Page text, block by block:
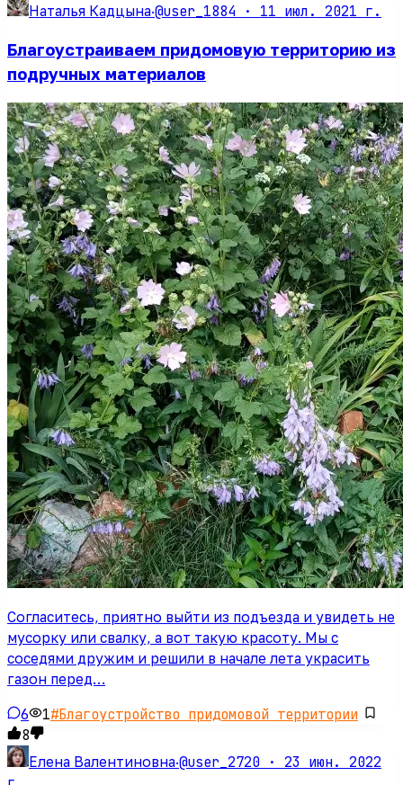
Наталья Кадцына·@user_1884 · 11 июл. 2021 г.
Благоустраиваем придомовую территорию из
подручных материалов
Согласитесь, приятно выйти из подъезда и увидеть не
мусорку или свалку, а вот такую красоту. Мы с
соседями дружим и решили в начале лета украсить
газон перед…
6 1#Благоустройство придомовой территории
8
Елена Валентиновна·@user_2720 · 23 июн. 2022